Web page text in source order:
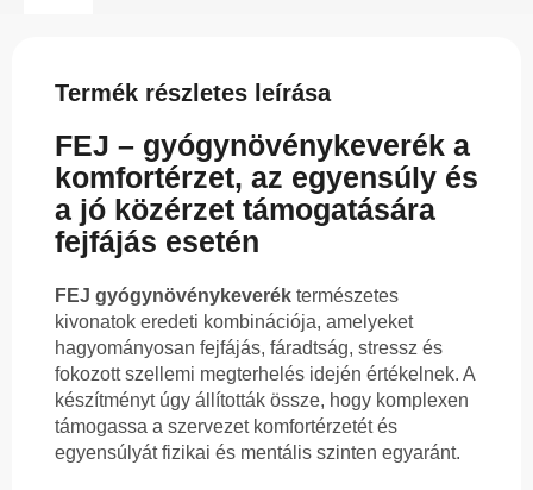
Termék részletes leírása
FEJ – gyógynövénykeverék a
komfortérzet, az egyensúly és
a jó közérzet támogatására
fejfájás esetén
FEJ gyógynövénykeverék természetes
kivonatok eredeti kombinációja, amelyeket
hagyományosan fejfájás, fáradtság, stressz és
fokozott szellemi megterhelés idején értékelnek. A
készítményt úgy állították össze, hogy komplexen
támogassa a szervezet komfortérzetét és
egyensúlyát fizikai és mentális szinten egyaránt.